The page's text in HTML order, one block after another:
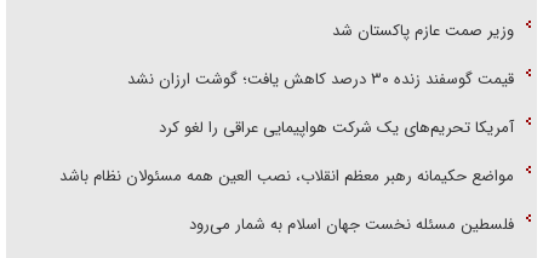
وزیر صمت عازم پاکستان شد
قیمت گوسفند زنده ۳۰ درصد کاهش یافت؛ گوشت ارزان نشد
آمریکا تحریم‌های یک شرکت هواپیمایی عراقی را لغو کرد
مواضع حکیمانه رهبر معظم انقلاب، نصب العین همه مسئولان نظام باشد
فلسطین مسئله نخست جهان اسلام به شمار می‌رود